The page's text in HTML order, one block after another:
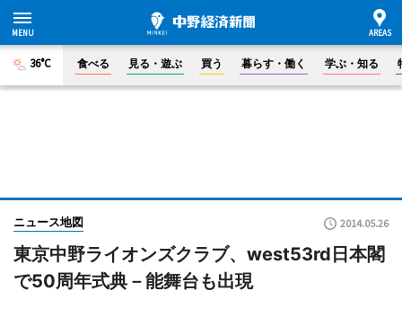
36°C 食べる 見る・遊ぶ 買う 暮らす・働く 学ぶ・知る
ニュース地図 2014.05.26
東京中野ライオンズクラブ、west53rd日本閣
で50周年式典－能舞台も出現